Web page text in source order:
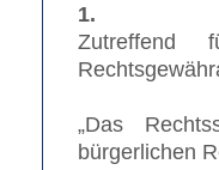
1.
Zutreffend
„Das
bürgerlichen